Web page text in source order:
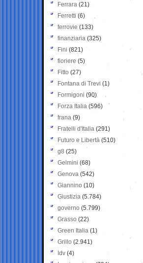
Ferrara (21)
Ferretti (6)
ferrovie (133)
finanziaria (325)
Fini (821)
fioriere (5)
Fitto (27)
Fontana di Trevi (1)
Formigoni (90)
Forza Italia (596)
frana (9)
Fratelli d'Italia (291)
Futuro e Libertà (510)
g8 (25)
Gelmini (68)
Genova (542)
Giannino (10)
Giustizia (5.784)
governo (5.799)
Grasso (22)
Green Italia (1)
Grillo (2.941)
Idv (4)